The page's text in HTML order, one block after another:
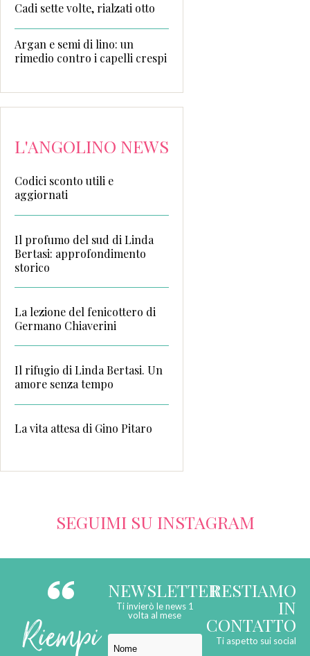
Cadi sette volte, rialzati otto
Argan e semi di lino: un
rimedio contro i capelli crespi
L'ANGOLINO NEWS
Codici sconto utili e
aggiornati
Il profumo del sud di Linda
Bertasi: approfondimento
storico
La lezione del fenicottero di
Germano Chiaverini
Il rifugio di Linda Bertasi. Un
amore senza tempo
La vita attesa di Gino Pitaro
SEGUIMI SU INSTAGRAM
Riempi
NEWSLETTER
Ti invierò le news 1
volta al mese
RESTIAMO
IN
CONTATTO
Ti aspetto sui social